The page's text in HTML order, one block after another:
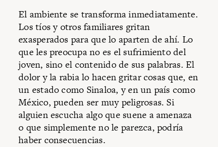
El ambiente se transforma inmediatamente.
Los tíos y otros familiares gritan
exasperados para que lo aparten de ahí. Lo
que les preocupa no es el sufrimiento del
joven, sino el contenido de sus palabras. El
dolor y la rabia lo hacen gritar cosas que, en
un estado como Sinaloa, y en un país como
México, pueden ser muy peligrosas. Si
alguien escucha algo que suene a amenaza
o que simplemente no le parezca, podría
haber consecuencias.